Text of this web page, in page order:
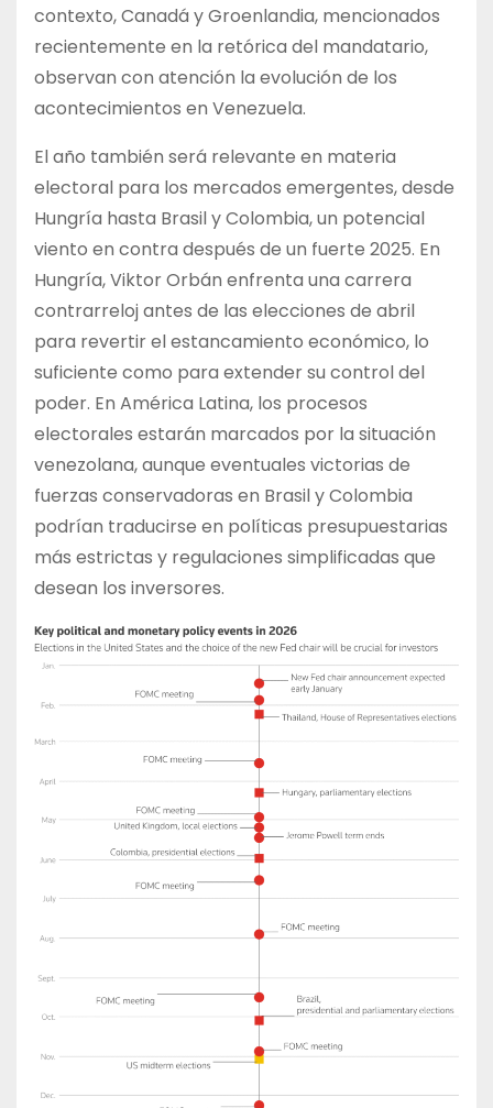
contexto, Canadá y Groenlandia, mencionados
recientemente en la retórica del mandatario,
observan con atención la evolución de los
acontecimientos en Venezuela.
El año también será relevante en materia
electoral para los mercados emergentes, desde
Hungría hasta Brasil y Colombia, un potencial
viento en contra después de un fuerte 2025. En
Hungría, Viktor Orbán enfrenta una carrera
contrarreloj antes de las elecciones de abril
para revertir el estancamiento económico, lo
suficiente como para extender su control del
poder. En América Latina, los procesos
electorales estarán marcados por la situación
venezolana, aunque eventuales victorias de
fuerzas conservadoras en Brasil y Colombia
podrían traducirse en políticas presupuestarias
más estrictas y regulaciones simplificadas que
desean los inversores.